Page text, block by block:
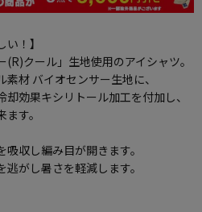
！】
クール」生地使用のアイシャツ。
材 バイオセンサー生地に、
効果キシリトール加工を付加し、
す。
収し編み目が開きます。
がし暑さを軽減します。